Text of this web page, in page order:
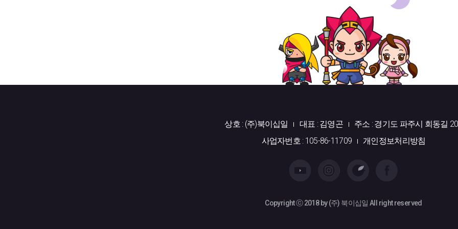
상호 : (주)북이십일 대표 : 김영곤
주소 : 경기도 파주시 회동길
사업자번호 : 105-86-11709
개인정보처리방침
Copyright ⓒ 2018 by (주) 북이십일 All right reserved